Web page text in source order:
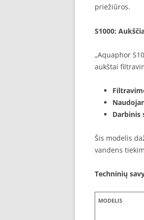
priežiūros.
S1000:
„Aquaphor
aukštai
Darbinis
Šis modelis
vandens
Techninių
MODELIS